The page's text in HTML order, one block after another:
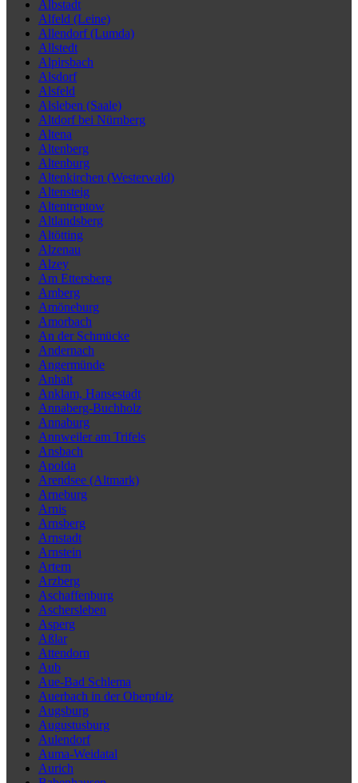
Albstadt
Alfeld (Leine)
Allendorf (Lumda)
Allstedt
Alpirsbach
Alsdorf
Alsfeld
Alsleben (Saale)
Altdorf bei Nürnberg
Altena
Altenberg
Altenburg
Altenkirchen (Westerwald)
Altensteig
Altentreptow
Altlandsberg
Altötting
Alzenau
Alzey
Am Ettersberg
Amberg
Amöneburg
Amorbach
An der Schmücke
Andernach
Angermünde
Anhalt
Anklam, Hansestadt
Annaberg-Buchholz
Annaburg
Annweiler am Trifels
Ansbach
Apolda
Arendsee (Altmark)
Arneburg
Arnis
Arnsberg
Arnstadt
Arnstein
Artern
Arzberg
Aschaffenburg
Aschersleben
Asperg
Aßlar
Attendorn
Aub
Aue-Bad Schlema
Auerbach in der Oberpfalz
Augsburg
Augustusburg
Aulendorf
Auma-Weidatal
Aurich